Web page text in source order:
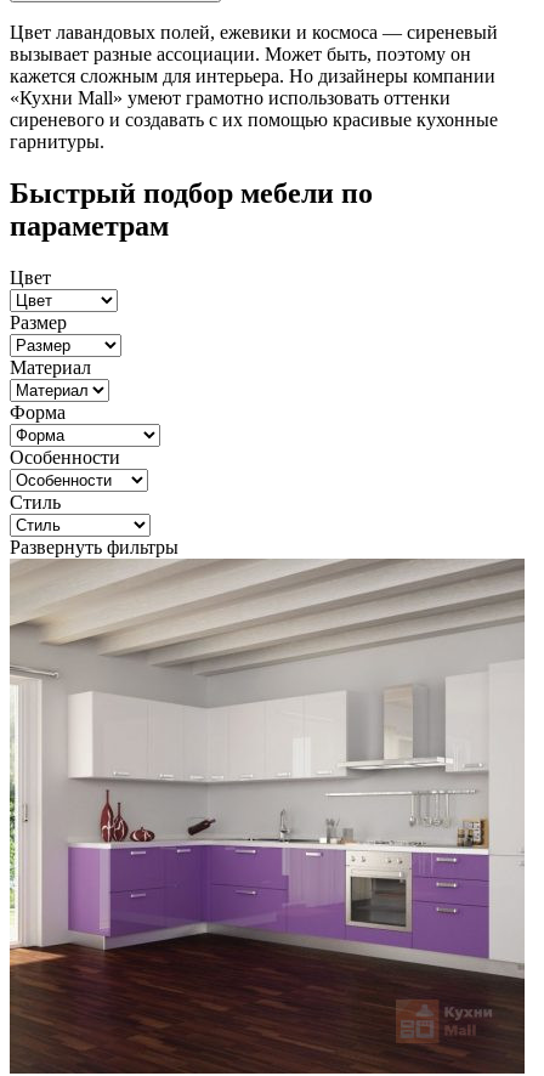
Цвет лавандовых полей, ежевики и космоса — сиреневый
вызывает разные ассоциации. Может быть, поэтому он
кажется сложным для интерьера. Но дизайнеры компании
«Кухни Mall» умеют грамотно использовать оттенки
сиреневого и создавать с их помощью красивые кухонные
гарнитуры.
Быстрый подбор мебели по
параметрам
Цвет
Размер
Материал
Форма
Особенности
Стиль
Развернуть фильтры